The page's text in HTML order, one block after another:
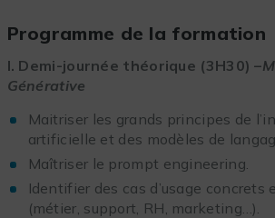
Programme de la formation
I. Demi-journée théorique (3H30) –
Générative
Maitriser les grands principes de
artificielle et des modèles de
Maîtriser le prompt engineering.
Identifier des cas d’usage concrets
(métier, support, RH, marketing…).